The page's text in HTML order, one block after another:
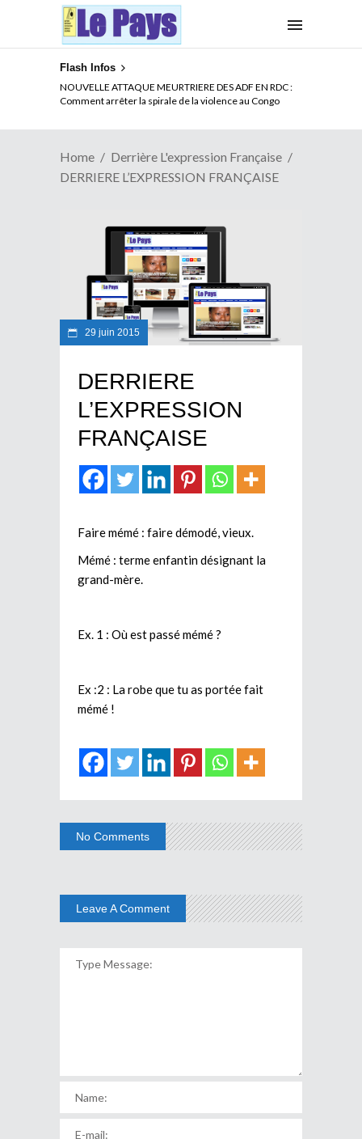
Flash Infos
NOUVELLE ATTAQUE MEURTRIERE DES ADF EN RDC :
Comment arrêter la spirale de la violence au Congo
Home
Derrière L'expression Française
DERRIERE L’EXPRESSION FRANÇAISE
29 juin 2015
DERRIERE
L’EXPRESSION
FRANÇAISE
Faire mémé : faire démodé, vieux.
Mémé : terme enfantin désignant la
grand-mère.
Ex. 1 : Où est passé mémé ?
Ex :2 : La robe que tu as portée fait
mémé !
No Comments
Leave A Comment